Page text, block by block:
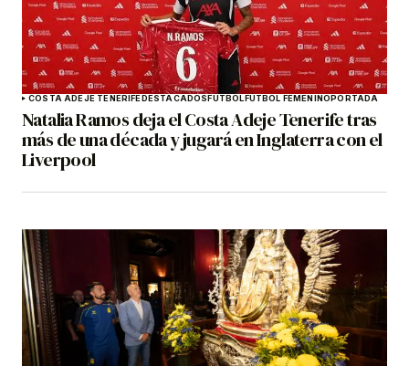
COSTA ADEJE TENERIFEDESTACADOSFÚTBOLFÚTBOL FEMENINOPORTADA
Natalia Ramos deja el Costa Adeje Tenerife tras
más de una década y jugará en Inglaterra con el
Liverpool